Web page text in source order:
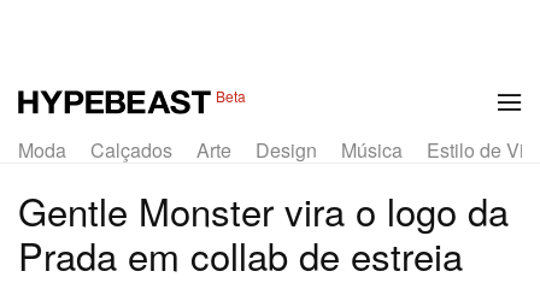
Beta
Moda Calçados Arte Design Música Estilo de
Gentle Monster vira o logo da
Prada em collab de estreia